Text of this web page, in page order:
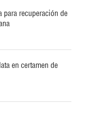
para recuperación de
en certamen de